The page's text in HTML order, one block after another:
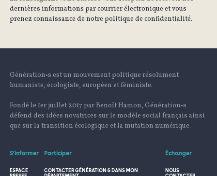
dernières informations par courrier électronique et vous
prenez connaissance de notre politique de confidentialité.
Génération•s est un mouvement politique résolument
humaniste, écologiste, européen et féministe.
Fondé le 1er juillet 2017 par Benoît Hamon, Génération•s
défend des idées novatrices sur le modèle social français ainsi
que sur la transition écologique et la mutation numérique.
S’informer
ESPACE
Participer
CONTACTER GÉNÉRATION·S DANS MON
Échanger
NOUS